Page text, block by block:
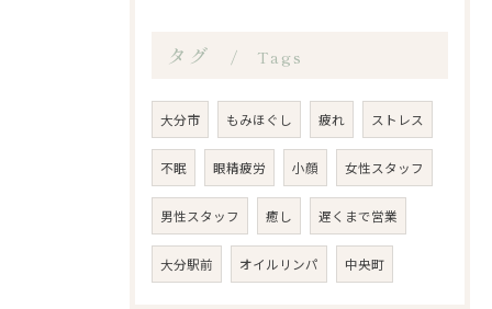
タグ Tags
大分市 もみほぐし 疲れ ストレス
不眠 眼精疲労 小顔 女性スタッフ
男性スタッフ 癒し 遅くまで営業
大分駅前 オイルリンパ 中央町